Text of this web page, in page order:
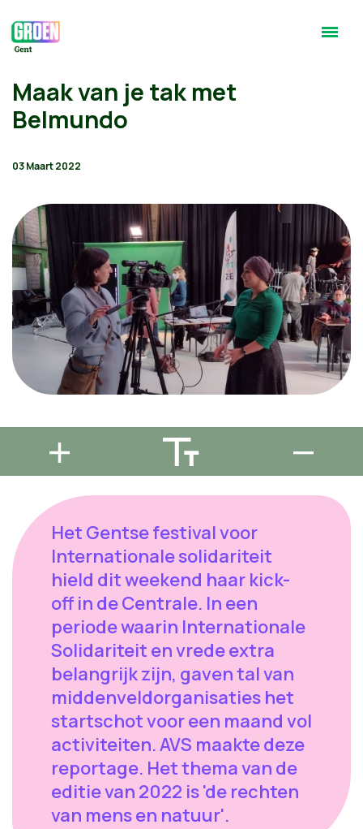
Maak van je tak met
Belmundo
03 Maart 2022
Het Gentse festival voor
Internationale solidariteit
hield dit weekend haar kick-
off in de Centrale. In een
periode waarin Internationale
Solidariteit en vrede extra
belangrijk zijn, gaven tal van
middenveldorganisaties het
startschot voor een maand vol
activiteiten. AVS maakte deze
reportage. Het thema van de
editie van 2022 is 'de rechten
van mens en natuur'.